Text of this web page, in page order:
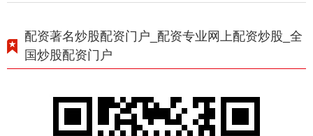
配资著名炒股配资门户_配资专业网上配资炒股_全
国炒股配资门户